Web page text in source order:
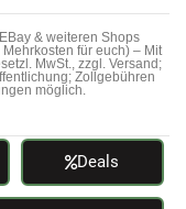
& weiteren Shops
für euch) – Mit
MwSt., zzgl. Versand;
Zollgebühren
möglich.
Deals